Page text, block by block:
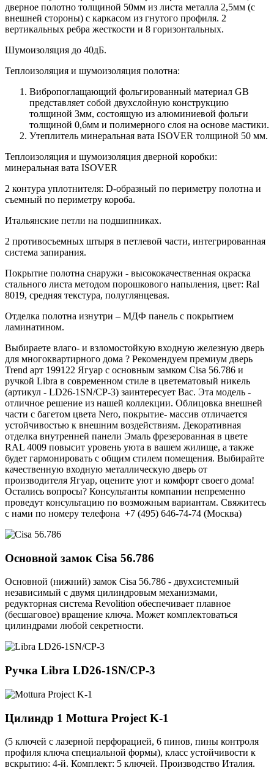
дверное полотно толщиной 50мм из листа металла 2,5мм (с
внешней стороны) c каркасом из гнутого профиля. 2
вертикальных ребра жесткости и 8 горизонтальных.
Шумоизоляция до 40дБ.
Теплоизоляция и шумоизоляция полотна:
Вибропоглащающий фольгированный материал GB
представляет собой двухслойную конструкцию
толщиной 3мм, состоящую из алюминиевой фольги
толщиной 0,6мм и полимерного слоя на основе мастики.
Утеплитель минеральная вата ISOVER толщиной 50 мм.
Теплоизоляция и шумоизоляция дверной коробки:
минеральная вата ISOVER
2 контура уплотнителя: D-образный по периметру полотна и
съемный по периметру короба.
Итальянские петли на подшипниках.
2 противосъемных штыря в петлевой части, интегрированная
система запирания.
Покрытие полотна снаружи - высококачественная окраска
стального листа методом порошкового напыления, цвет: Ral
8019, средняя текстура, полуглянцевая.
Отделка полотна изнутри – МДФ панель с покрытием
ламинатином.
Выбираете влаго- и взломостойкую входную железную дверь
для многоквартирного дома ? Рекомендуем премиум дверь
Trend арт 199122 Ягуар с основным замком Cisa 56.786 и
ручкой Libra в современном стиле в цветематовый никель
(артикул - LD26-1SN/CP-3) заинтересует Вас. Эта модель -
отличное решение из нашей коллекции. Облицовка внешней
части с багетом цвета Nero, покрытие- массив отличается
устойчивостью к внешним воздействиям. Декоративная
отделка внутренней панели Эмаль фрезерованная в цвете
RAL 4009 повысит уровень уюта в вашем жилище, а также
будет гармонировать с общим стилем помещения. Выбирайте
качественную входную металлическую дверь от
производителя Ягуар, оцените уют и комфорт своего дома!
Остались вопросы? Консультанты компании непременно
проведут консультацию по возможным вариантам. Свяжитесь
с нами по номеру телефона +7 (495) 646-74-74 (Москва)
Основной замок Cisa 56.786
Основной (нижний) замок Cisa 56.786 - двухсистемный
независимый с двумя цилиндровым механизмами,
редукторная система Revolition обеспечивает плавное
(бесшаговое) вращение ключа. Может комплектоваться
цилиндрами любой секретности.
Ручка Libra LD26-1SN/CP-3
Цилиндр 1 Mottura Project K-1
(5 ключей с лазерной перфорацией, 6 пинов, пины контроля
профиля ключа специальной формы), класс устойчивости к
вскрытию: 4-й. Комплект: 5 ключей. Производство Италия.